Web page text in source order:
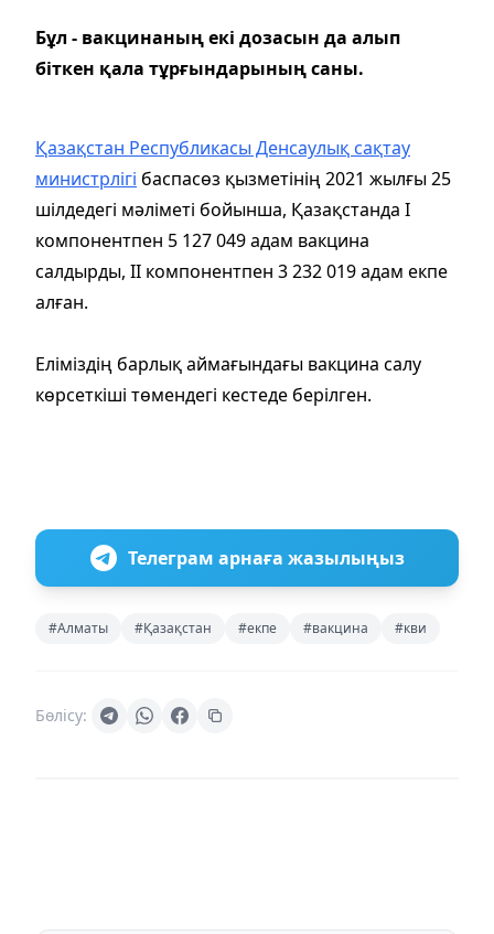
Бұл - вакцинаның екі дозасын да алып
біткен қала тұрғындарының саны.
Қазақстан Республикасы Денсаулық сақтау
министрлігі баспасөз қызметінің 2021 жылғы 25
шілдедегі мәліметі бойынша, Қазақстанда I
компонентпен 5 127 049 адам вакцина
салдырды, II компонентпен 3 232 019 адам екпе
алған.
Еліміздің барлық аймағындағы вакцина салу
көрсеткіші төмендегі кестеде берілген.
Телеграм арнаға жазылыңыз
#Алматы #Қазақстан #екпе #вакцина #кви
Бөлісу: